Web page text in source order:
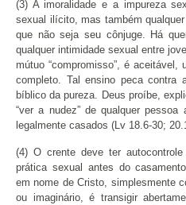
(3) A imoralidade e a impureza
sexual ilícito, mas também
que não seja seu cônjuge. Há
qualquer intimidade sexual entre
mútuo “compromisso”, é
completo. Tal ensino peca contra
bíblico da pureza. Deus proíbe,
“ver a nudez” de qualquer
legalmente casados (Lv 18.6-30;
(4) O crente deve ter
prática sexual antes do
em nome de Cristo, simplesmente
ou imaginário, é transigir